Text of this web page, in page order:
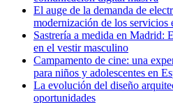
El auge de la demanda de
modernización de los servicios
Sastrería a medida en Madrid:
en el vestir masculino
Campamento de cine: una
para niños y adolescentes en
La evolución del diseño
oportunidades